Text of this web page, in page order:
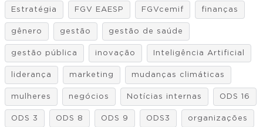
Estratégia FGV EAESP FGVcemif finanças
gênero gestão gestão de saúde
gestão pública inovação Inteligência Artificial
liderança marketing mudanças climáticas
mulheres negócios Notícias internas ODS 16
ODS 3 ODS 8 ODS 9 ODS3 organizações